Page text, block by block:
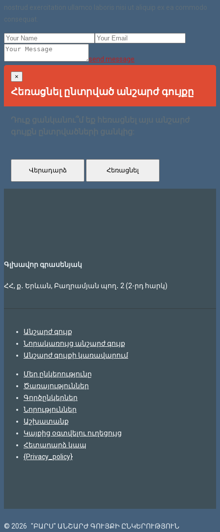
nostrud exercitation ullamco laboris nisi ut aliquip ex ea commodo
consequat.
send message
×
Հեռացնել ընտրված անշարժ գույքը
Դուք ցանկանու՞մ եք հեռացնել այս անշարժ
գույքն ընտրվածների ցանկից:
Վերադարձ Հեռացնել
Գլխավոր գրասենյակ
ՀՀ, ք․ Երևան, Բաղրամյան պող․ 2 (2-րդ հարկ)
Անշարժ գույք
Նորակառույց անշարժ գույք
Անշարժ գույքի կառավարում
Մեր ընկերությունը
Ծառայություններ
Գործընկերներ
Նորություններ
Աշխատանք
Կայքից օգտվելու ուղեցույց
Հետադարձ կապ
{Privacy_policy}
© 2026 "ԲԱՐՍ" ԱՆՇԱՐԺ ԳՈՒՅՔԻ ԸՆԿԵՐՈՒԹՅՈՒՆ